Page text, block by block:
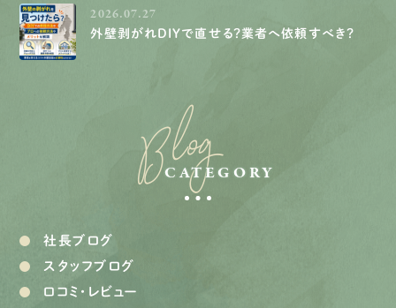
2026.07.27
外壁剥がれDIYで直せる？業者へ依頼すべき？
Blog
CATEGORY
社長ブログ
スタッフブログ
口コミ・レビュー